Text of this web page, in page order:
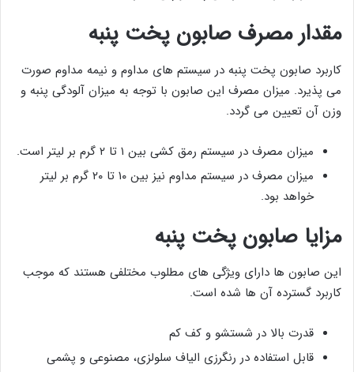
مقدار مصرف صابون پخت پنبه
کاربرد صابون پخت پنبه در سیستم های مداوم و نیمه مداوم صورت
می پذیرد. میزان مصرف این صابون با توجه به میزان آلودگی پنبه و
وزن آن تعیین می گردد.
میزان مصرف در سیستم رمق کشی بین ۱ تا ۲ گرم بر لیتر است.
میزان مصرف در سیستم مداوم نیز بین ۱۰ تا ۲۰ گرم بر لیتر
خواهد بود.
مزایا صابون پخت پنبه
این صابون ها دارای ویژگی های مطلوب مختلفی هستند که موجب
کاربرد گسترده آن ها شده است.
قدرت بالا در شستشو و کف کم
قابل استفاده در رنگرزی الیاف سلولزی، مصنوعی و پشمی